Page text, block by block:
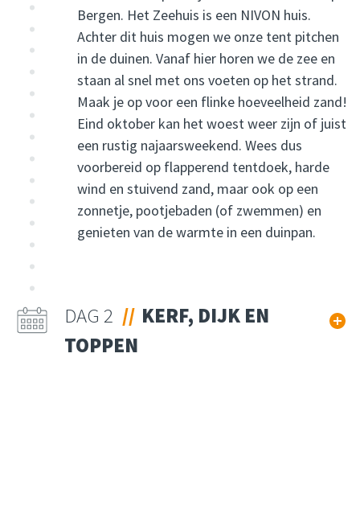
Bergen. Het Zeehuis is een NIVON huis.
Achter dit huis mogen we onze tent pitchen
in de duinen. Vanaf hier horen we de zee en
staan al snel met ons voeten op het strand.
Maak je op voor een flinke hoeveelheid zand!
Eind oktober kan het woest weer zijn of juist
een rustig najaarsweekend. Wees dus
voorbereid op flapperend tentdoek, harde
wind en stuivend zand, maar ook op een
zonnetje, pootjebaden (of zwemmen) en
genieten van de warmte in een duinpan.
DAG 2
KERF, DIJK EN
TOPPEN